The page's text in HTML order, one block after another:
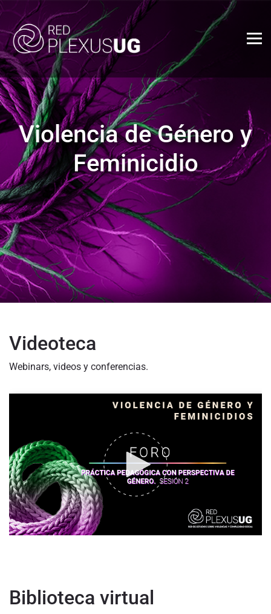
Violencia de Género y
Feminicidio
Videoteca
Webinars, videos y conferencias.
Biblioteca virtual